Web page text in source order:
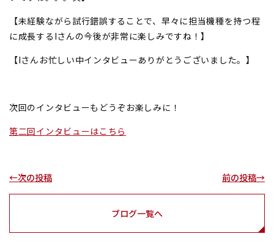
【未経験ながら試行錯誤することで、早々に担当機種を持つ程
に成長するIさんの今後が非常に楽しみですね！】
【Iさんお忙しい中インタビューありがとうございました。】
次回のインタビューもどうぞお楽しみに！
第二回インタビューはこちら
←次の投稿 前の投稿→
ブログ一覧へ